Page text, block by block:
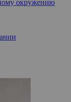
окружению